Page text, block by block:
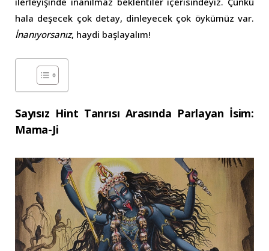
hala deşecek çok detay, dinleyecek çok öykümüz var.
İnanıyorsanız, haydi başlayalım!
Sayısız Hint Tanrısı Arasında Parlayan İsim:
Mama-Ji